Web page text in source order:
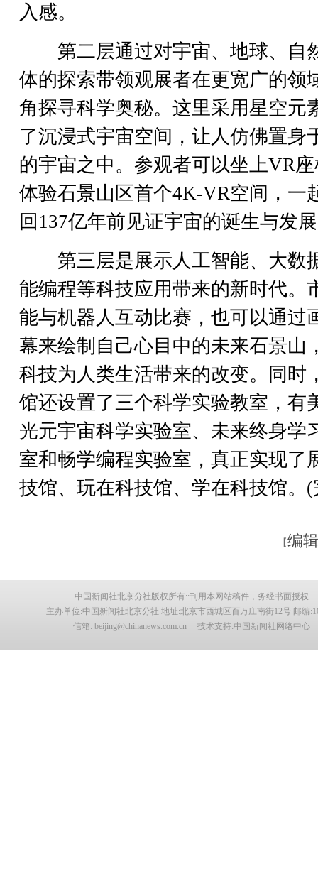
入感。
第二层通过对宇宙、地球、自
体的探索带领观展者在更宽广的领
角探寻科学奥秘。这里采用星空元
了沉浸式宇宙空间，让人仿佛置身
的宇宙之中。参观者可以坐上VR
体验石景山区首个4K-VR空间，一
回137亿年前见证宇宙的诞生与发
第三层是展示人工智能、大数
能编程等科技应用带来的新时代。
能与机器人互动比赛，也可以通过
幕来绘制自己心目中的未来石景山
科技为人类生活带来的改变。同时
馆还设置了三个科学实验教室，有
光元宇宙科学实验室、未来终身学
室和畅学编程实验室，真正实现了
技馆、玩在科技馆、学在科技馆。(
【编
中国新闻社北京分社版权所有::刊用本网站稿件，务经书面授权
主办单位:中国新闻社北京分社 地址:北京市西城区百万庄南街12号 邮编
信箱: beijing@chinanews.com.cn 技术支持:中国新闻社网络中心